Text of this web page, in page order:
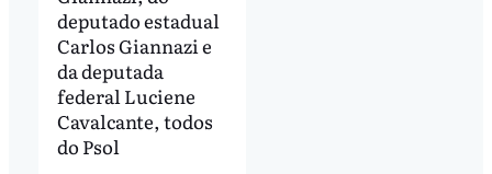
deputado estadual
Carlos Giannazi e
da deputada
federal Luciene
Cavalcante, todos
do Psol